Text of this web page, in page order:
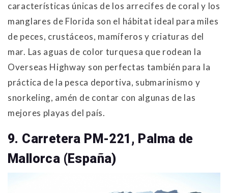
características únicas de los arrecifes de coral y los
manglares de Florida son el hábitat ideal para miles
de peces, crustáceos, mamíferos y criaturas del
mar. Las aguas de color turquesa que rodean la
Overseas Highway son perfectas también para la
práctica de la pesca deportiva, submarinismo y
snorkeling, amén de contar con algunas de las
mejores playas del país.
9. Carretera PM-221, Palma de
Mallorca (España)